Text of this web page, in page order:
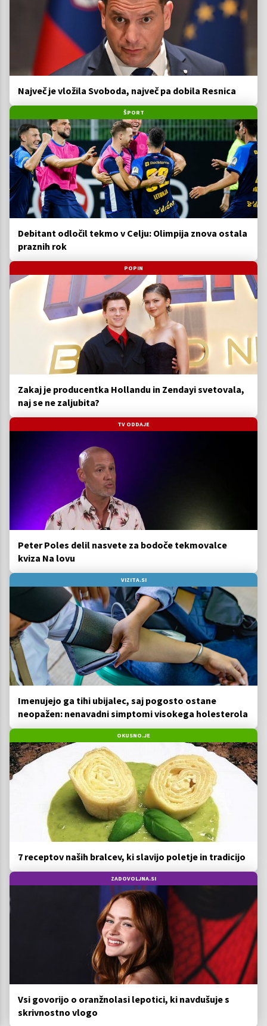
Največ je vložila Svoboda, največ pa dobila Resnica
ŠPORT
Debitant odločil tekmo v Celju: Olimpija znova ostala
praznih rok
POPIN
Zakaj je producentka Hollandu in Zendayi svetovala,
naj se ne zaljubita?
TV ODDAJE
Peter Poles delil nasvete za bodoče tekmovalce
kviza Na lovu
VIZITA.SI
Imenujejo ga tihi ubijalec, saj pogosto ostane
neopažen: nenavadni simptomi visokega holesterola
OKUSNO.JE
7 receptov naših bralcev, ki slavijo poletje in tradicijo
ZADOVOLJNA.SI
Vsi govorijo o oranžnolasi lepotici, ki navdušuje s
skrivnostno vlogo